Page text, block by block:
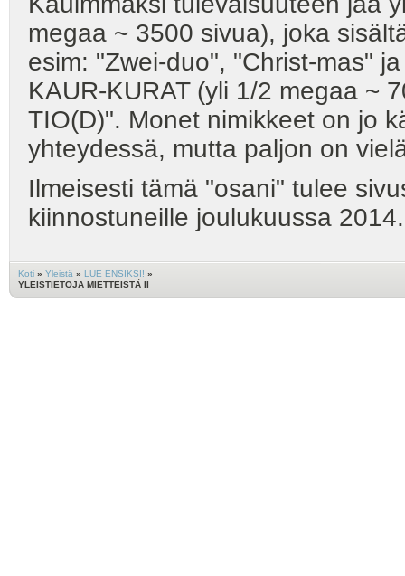
megaa ~ 3500 sivua), joka
esim: "Zwei-duo", "Christ-mas"
KAUR-KURAT (yli 1/2 megaa ~
TIO(D)". Monet nimikkeet on jo
yhteydessä, mutta paljon on
Ilmeisesti tämä "osani" tulee
kiinnostuneille joulukuussa
Koti » Yleistä » LUE ENSIKSI! »
YLEISTIETOJA MIETTEISTÄ II